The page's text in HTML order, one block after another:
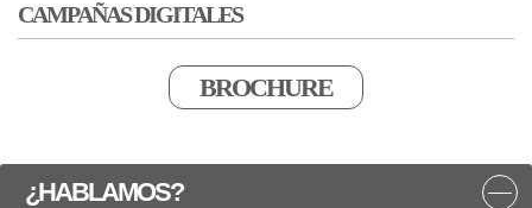
CAMPAÑAS DIGITALES
BROCHURE
¿HABLAMOS?